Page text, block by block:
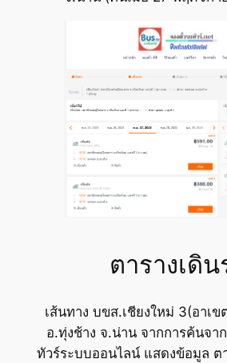
ตารางเดิน
เส้นทาง บขส.เชียงใหม่ 3(อาเข
อ.ทุ่งช้าง จ.น่าน จากการค้นจา
ทัวร์ระบบออนไลน์ แสดงข้อมูล ต